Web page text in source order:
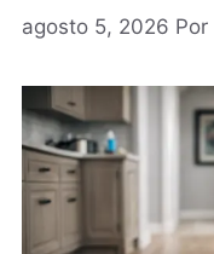
agosto 5, 2026 Por